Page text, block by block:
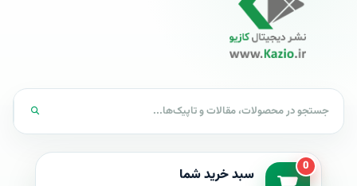
0 سبد خرید شما